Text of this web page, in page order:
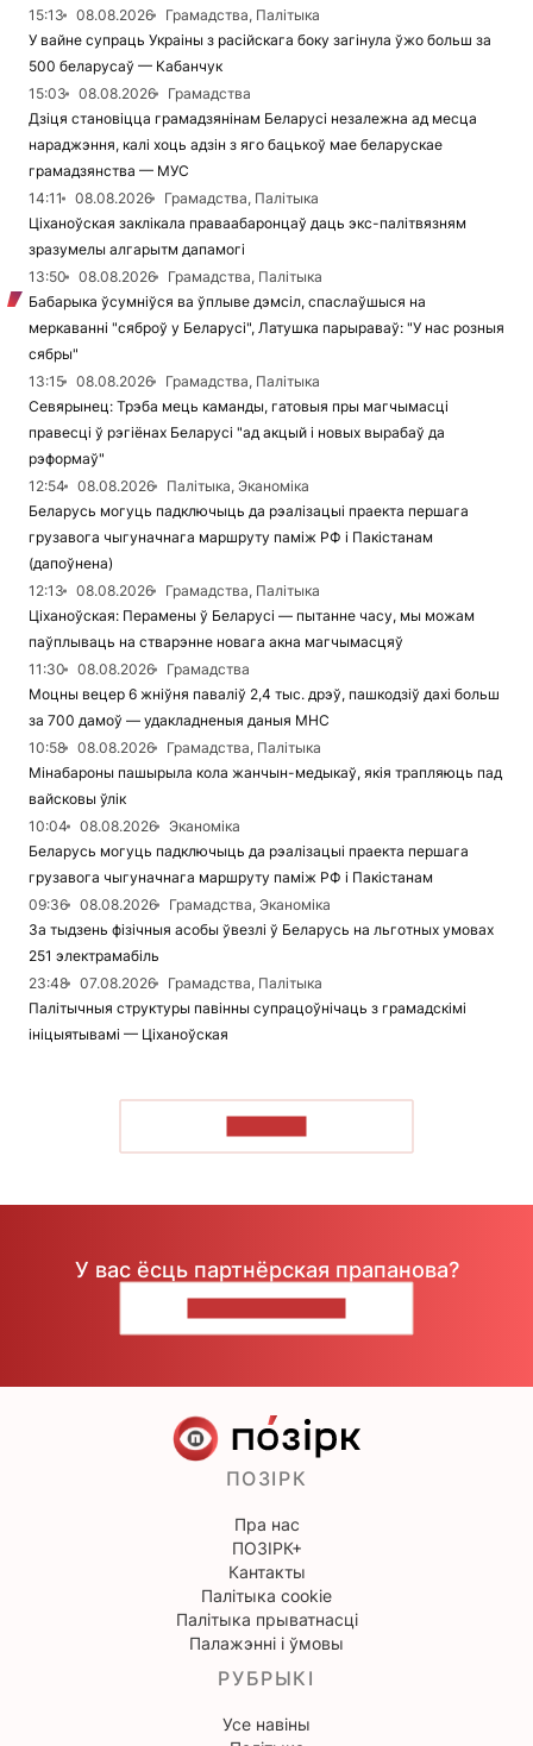
15:13
08.08.2026
Грамадства, Палітыка
У вайне супраць Украіны з расійскага боку загінула ўжо больш за
500 беларусаў — Кабанчук
15:03
08.08.2026
Грамадства
Дзіця становіцца грамадзянінам Беларусі незалежна ад месца
нараджэння, калі хоць адзін з яго бацькоў мае беларускае
грамадзянства — МУС
14:11
08.08.2026
Грамадства, Палітыка
Ціханоўская заклікала праваабаронцаў даць экс-палітвязням
зразумелы алгарытм дапамогі
13:50
08.08.2026
Грамадства, Палітыка
Бабарыка ўсумніўся ва ўплыве дэмсіл, спаслаўшыся на
меркаванні "сяброў у Беларусі", Латушка парыраваў: "У нас розныя
сябры"
13:15
08.08.2026
Грамадства, Палітыка
Севярынец: Трэба мець каманды, гатовыя пры магчымасці
правесці ў рэгіёнах Беларусі "ад акцый і новых вырабаў да
рэформаў"
12:54
08.08.2026
Палітыка, Эканоміка
Беларусь могуць падключыць да рэалізацыі праекта першага
грузавога чыгуначнага маршруту паміж РФ і Пакістанам
(дапоўнена)
12:13
08.08.2026
Грамадства, Палітыка
Ціханоўская: Перамены ў Беларусі — пытанне часу, мы можам
паўплываць на стварэнне новага акна магчымасцяў
11:30
08.08.2026
Грамадства
Моцны вецер 6 жніўня паваліў 2,4 тыс. дрэў, пашкодзіў дахі больш
за 700 дамоў — удакладненыя даныя МНС
10:58
08.08.2026
Грамадства, Палітыка
Мінабароны пашырыла кола жанчын-медыкаў, якія трапляюць пад
вайсковы ўлік
10:04
08.08.2026
Эканоміка
Беларусь могуць падключыць да рэалізацыі праекта першага
грузавога чыгуначнага маршруту паміж РФ і Пакістанам
09:36
08.08.2026
Грамадства, Эканоміка
За тыдзень фізічныя асобы ўвезлі ў Беларусь на льготных умовах
251 электрамабіль
23:48
07.08.2026
Грамадства, Палітыка
Палітычныя структуры павінны супрацоўнічаць з грамадскімі
ініцыятывамі — Ціханоўская
У вас ёсць партнёрская прапанова?
ПОЗІРК
Пра нас
ПОЗІРК+
Кантакты
Палітыка cookie
Палітыка прыватнасці
Палажэнні і ўмовы
РУБРЫКІ
Усе навіны